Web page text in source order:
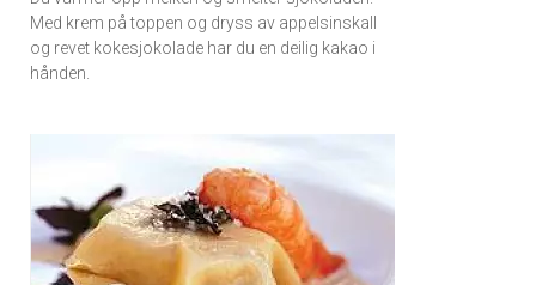
Med krem på toppen og dryss av appelsinskall
og revet kokesjokolade har du en deilig kakao i
hånden.